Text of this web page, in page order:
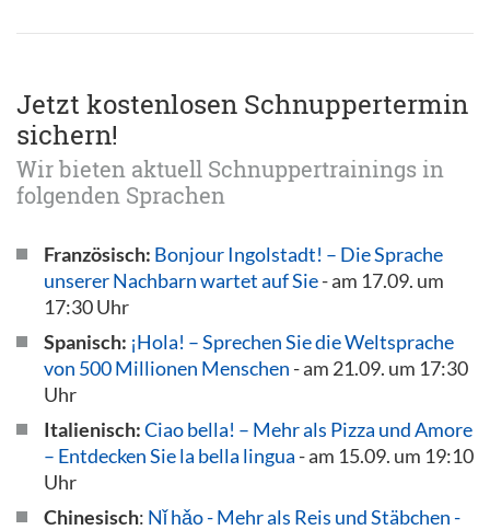
Jetzt kostenlosen Schnuppertermin
sichern!
Wir bieten aktuell Schnuppertrainings in
folgenden Sprachen
Französisch: Bonjour Ingolstadt! – Die Sprache
unserer Nachbarn wartet auf Sie- am 17.09. um
17:30 Uhr
Spanisch: ¡Hola! – Sprechen Sie die Weltsprache
von 500 Millionen Menschen - am 21.09. um 17:30
Uhr
Italienisch:Ciao bella! – Mehr als Pizza und Amore
– Entdecken Sie la bella lingua - am 15.09. um 19:10
Uhr
Chinesisch: Nǐ hǎo - Mehr als Reis und Stäbchen -